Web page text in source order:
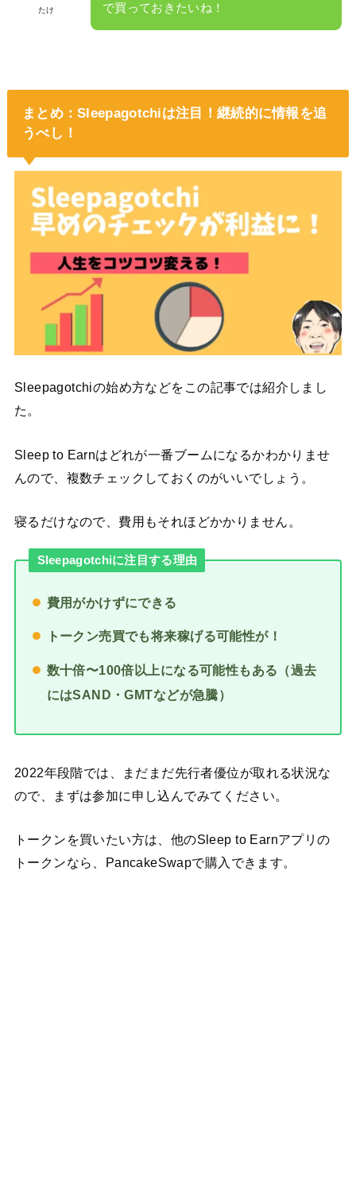
たけ
で買っておきたいね！
まとめ：Sleepagotchiは注目！継続的に情報を追
うべし！
Sleepagotchiの始め方などをこの記事では紹介しまし
た。
Sleep to Earnはどれが一番ブームになるかわかりませ
んので、複数チェックしておくのがいいでしょう。
寝るだけなので、費用もそれほどかかりません。
Sleepagotchiに注目する理由
費用がかけずにできる
トークン売買でも将来稼げる可能性が！
数十倍〜100倍以上になる可能性もある（過去
にはSAND・GMTなどが急騰）
2022年段階では、まだまだ先行者優位が取れる状況な
ので、まずは参加に申し込んでみてください。
トークンを買いたい方は、他のSleep to Earnアプリの
トークンなら、PancakeSwapで購入できます。